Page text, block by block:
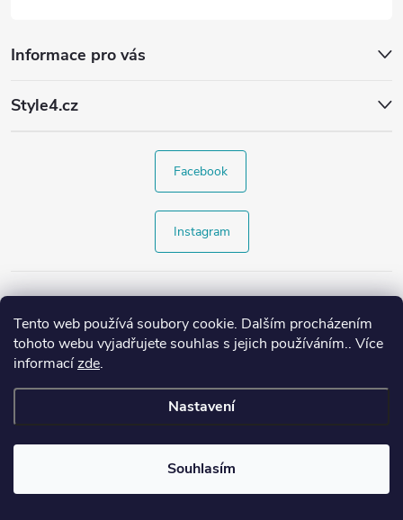
Tento web používá soubory cookie. Dalším procházením
tohoto webu vyjadřujete souhlas s jejich používáním.. Více
informacízde.
Nastavení
Souhlasím
Informace pro vás
Style4.cz
Facebook
Instagram
Copyright 2026Style4.cz. Všechna práva vyhrazena.